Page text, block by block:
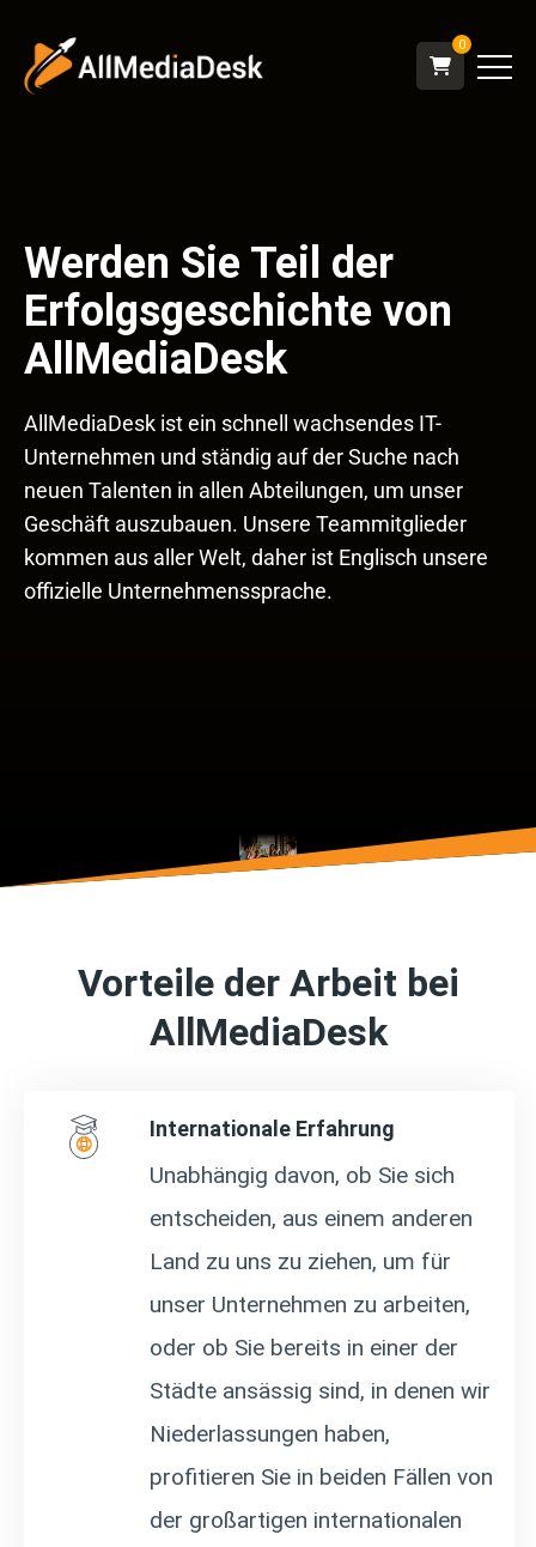
0
Werden Sie Teil der
Erfolgsgeschichte von
AllMediaDesk
AllMediaDesk ist ein schnell wachsendes IT-
Unternehmen und ständig auf der Suche nach
neuen Talenten in allen Abteilungen, um unser
Geschäft auszubauen. Unsere Teammitglieder
kommen aus aller Welt, daher ist Englisch unsere
offizielle Unternehmenssprache.
Vorteile der Arbeit bei
AllMediaDesk
Internationale Erfahrung
Unabhängig davon, ob Sie sich
entscheiden, aus einem anderen
Land zu uns zu ziehen, um für
unser Unternehmen zu arbeiten,
oder ob Sie bereits in einer der
Städte ansässig sind, in denen wir
Niederlassungen haben,
profitieren Sie in beiden Fällen von
der großartigen internationalen